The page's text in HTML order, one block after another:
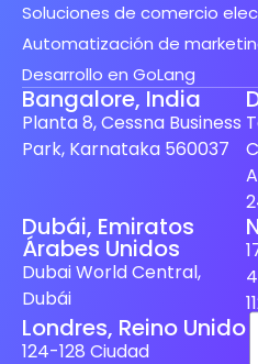
Soluciones de comercio
Automatización de
Desarrollo en GoLang
Bangalore, India
Planta 8, Cessna Business
Park, Karnataka 560037
Dubái, Emiratos
Árabes Unidos
Dubai World Central,
Dubái
Londres, Reino Unido
124-128 Ciudad
Dutch
Finnish
Spanish (Spain)